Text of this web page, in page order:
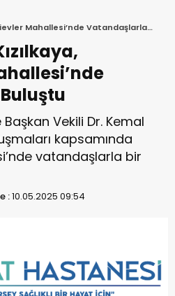
Mahallesi’nde Vatandaşlarla
Vekili Dr. Kemal
kapsamında
vatandaşlarla bir
:10.05.2025 09:54